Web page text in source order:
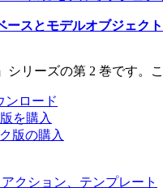
スとモデルオブジェクト
シリーズの第 2 巻です
ンロード
を購入
版の購入